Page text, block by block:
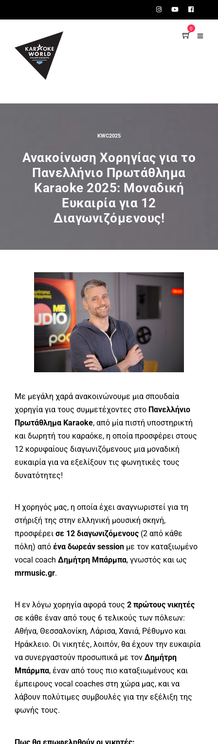
0
KWC2025
Ανακοίνωση Χορηγίας για το
Πανελλήνιο Πρωτάθλημα
Karaoke 2025: Μοναδική
Ευκαιρία για 12
Διαγωνιζόμενους!
Με μεγάλη χαρά ανακοινώνουμε μια σπουδαία
χορηγία για τους συμμετέχοντες στο Πανελλήνιο
Πρωτάθλημα Karaoke, από μία πιστή υποστηρικτή
και δωρητή του καραόκε, η οποία προσφέρει στους
12 κορυφαίους διαγωνιζόμενους μια μοναδική
ευκαιρία για να εξελίξουν τις φωνητικές τους
δυνατότητες!
Η χορηγός μας, η οποία έχει αναγνωριστεί για τη
στήριξή της στην ελληνική μουσική σκηνή,
προσφέρει σε 12 διαγωνιζόμενους (2 από κάθε
πόλη) από ένα δωρεάν session με τον καταξιωμένο
vocal coach Δημήτρη Μπάρμπα, γνωστός και ως
mrmusic.gr.
Η εν λόγω χορηγία αφορά τους 2 πρώτους νικητές
σε κάθε έναν από τους 6 τελικούς των πόλεων:
Αθήνα, Θεσσαλονίκη, Λάρισα, Χανιά, Ρέθυμνο και
Ηράκλειο. Οι νικητές, λοιπόν, θα έχουν την ευκαιρία
να συνεργαστούν προσωπικά με τον Δημήτρη
Μπάρμπα, έναν από τους πιο καταξιωμένους και
έμπειρους vocal coaches στη χώρα μας, και να
λάβουν πολύτιμες συμβουλές για την εξέλιξη της
φωνής τους.
Πως θα επωφεληθούν οι νικητές: